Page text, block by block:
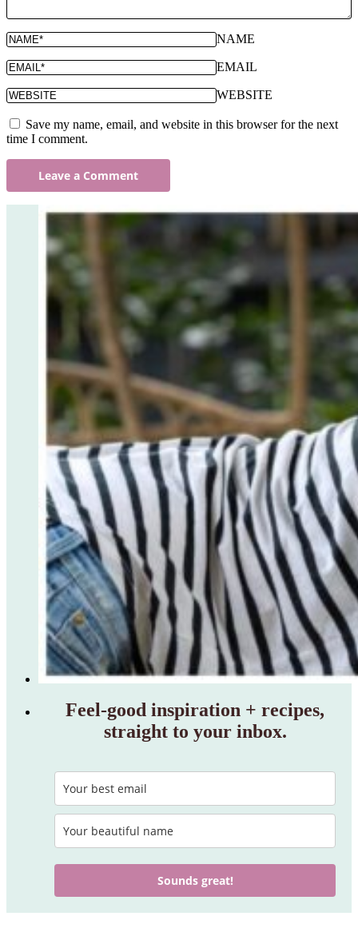
NAME
EMAIL
WEBSITE
Save my name, email, and website in this browser for the next
time I comment.
Feel‑good inspiration + recipes,
straight to your inbox.
Sounds great!